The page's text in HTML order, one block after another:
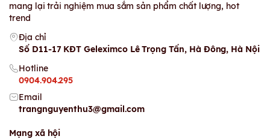
mang lại trải nghiệm mua sắm sản phẩm chất lượng, hot
trend
Địa chỉ
Số D11-17 KĐT Geleximco Lê Trọng Tấn, Hà Đông, Hà Nội
Hotline
0904.904.295
Email
trangnguyenthu3@gmail.com
Mạng xã hội